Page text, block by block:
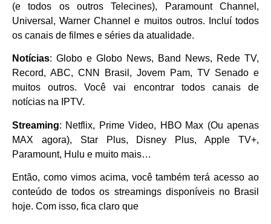
(e todos os outros Telecines), Paramount Channel,
Universal, Warner Channel e muitos outros. Incluí todos
os canais de filmes e séries da atualidade.
Notícias: Globo e Globo News, Band News, Rede TV,
Record, ABC, CNN Brasil, Jovem Pam, TV Senado e
muitos outros. Você vai encontrar todos canais de
notícias na IPTV.
Streaming: Netflix, Prime Video, HBO Max (Ou apenas
MAX agora), Star Plus, Disney Plus, Apple TV+,
Paramount, Hulu e muito mais…
Então, como vimos acima, você também terá acesso ao
conteúdo de todos os streamings disponíveis no Brasil
hoje. Com isso, fica claro que